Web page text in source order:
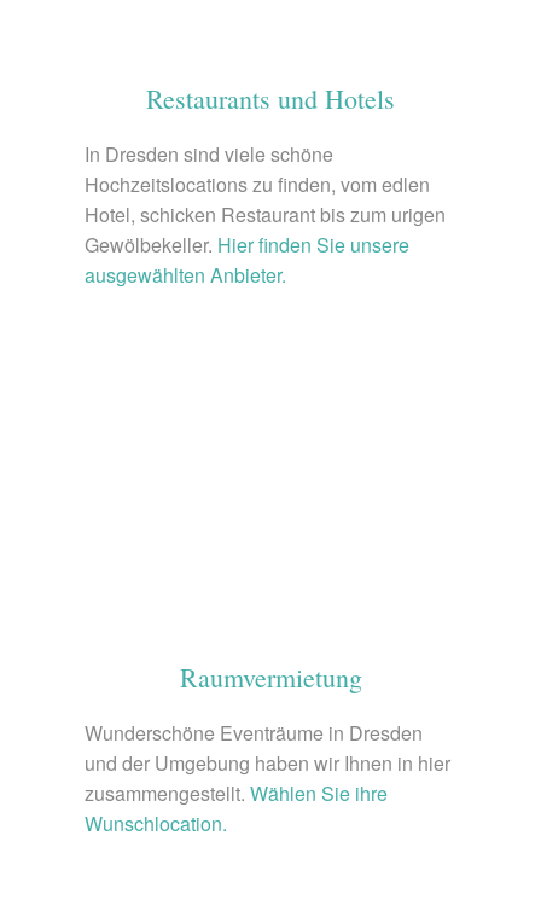
Restaurants und Hotels
In Dresden sind viele schöne
Hochzeitslocations zu finden, vom edlen
Hotel, schicken Restaurant bis zum urigen
Gewölbekeller. Hier finden Sie unsere
ausgewählten Anbieter.
Raumvermietung
Wunderschöne Eventräume in Dresden
und der Umgebung haben wir Ihnen in hier
zusammengestellt. Wählen Sie ihre
Wunschlocation.